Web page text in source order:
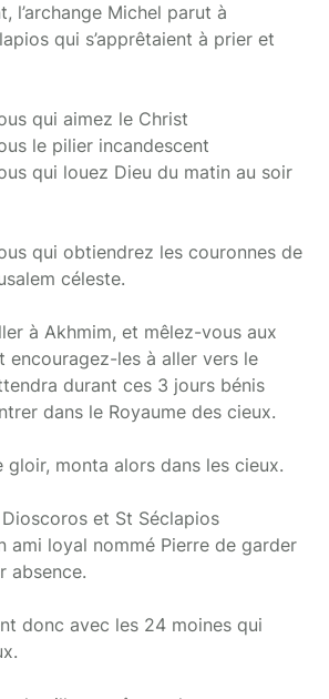
l’archange Michel parut à
qui s’apprêtaient à prier et
qui aimez le Christ
le pilier incandescent
qui louez Dieu du matin au soir
qui obtiendrez les couronnes de
céleste.
à Akhmim, et mêlez-vous aux
encouragez-les à aller vers le
durant ces 3 jours bénis
dans le Royaume des cieux.
gloir, monta alors dans les cieux.
et St Séclapios
ami loyal nommé Pierre de garder
absence.
donc avec les 24 moines qui